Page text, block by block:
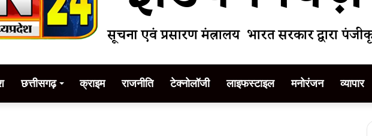
छत्तीसगढ़ क्राइम राजनीति टेक्नोलॉजी लाइफस्टाइल मनोरंजन व्यापार